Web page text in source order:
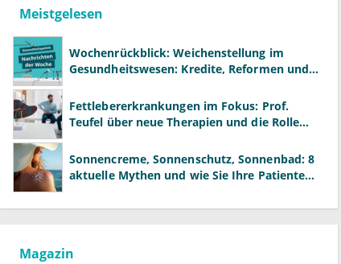
Meistgelesen
Wochenrückblick: Weichenstellung im
Gesundheitswesen: Kredite, Reformen und
Fettlebererkrankungen im Fokus: Prof.
Teufel über neue Therapien und die Rolle
Sonnencreme, Sonnenschutz, Sonnenbad: 8
aktuelle Mythen und wie Sie Ihre Patienten
Magazin